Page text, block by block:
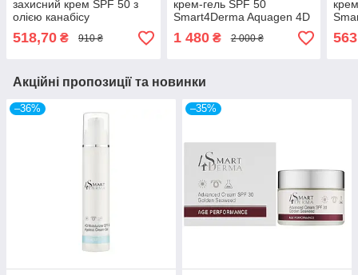
захисний крем SPF 50 з
олією канабісу
Smart4Derma Aquagen
Cannabia Sunblock Ultra
518,70 ₴ 910 ₴
крем-гель SPF 50
Smart4Derma Aquagen 4D
Moisturizer SPF 50 Ageles
Cream-Gel
1 480₴ 2 000 ₴
Акційні пропозиції та новинки
–36% –35%